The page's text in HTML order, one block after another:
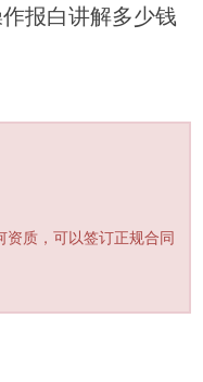
报白讲解多少钱
质，可以签订正规合同